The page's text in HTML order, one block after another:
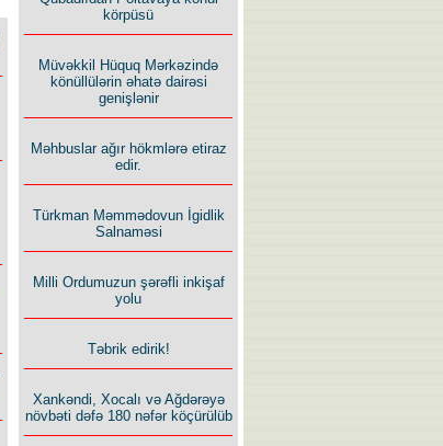
körpüsü
Müvəkkil Hüquq Mərkəzində
könüllülərin əhatə dairəsi
genişlənir
Məhbuslar ağır hökmlərə etiraz
edir.
Türkman Məmmədovun İgidlik
Salnaməsi
Milli Ordumuzun şərəfli inkişaf
yolu
Təbrik edirik!
Xankəndi, Xocalı və Ağdərəyə
növbəti dəfə 180 nəfər köçürülüb